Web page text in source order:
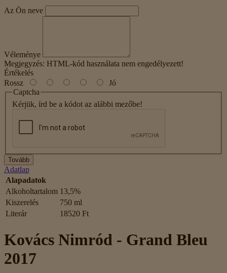
Az Ön neve
Véleménye
Megjegyzés: HTML-kód használata nem engedélyezett!
Értékelés
Rossz
Jó
Captcha
Kérjük, írd be a kódot az alábbi mezőbe!
Tovább
Adatlap
Alapadatok
Alkoholtartalom 13,5%
Kiszerelés
750 ml
Literár
18520 Ft
Kovács Nimród - Grand Bleu
2017